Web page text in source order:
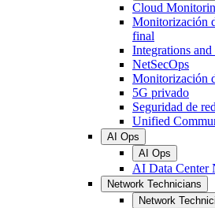
Cloud
Monitorización
final
Integrations
NetSecOps
Monitorización
5G privado
Seguridad de red
Unified
AI Ops
AI Ops
AI Data Center
Network Technicians
Network